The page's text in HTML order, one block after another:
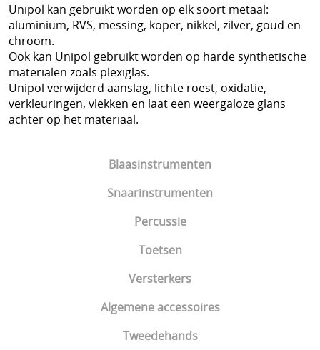
Blaasinstrumenten
Snaarinstrumenten
Percussie
Toetsen
Versterkers
Algemene accessoires
Tweedehands
Unipol kan gebruikt worden op elk soort metaal:
aluminium, RVS, messing, koper, nikkel, zilver, goud en
chroom.
Ook kan Unipol gebruikt worden op harde synthetische
materialen zoals plexiglas.
Unipol verwijderd aanslag, lichte roest, oxidatie,
verkleuringen, vlekken en laat een weergaloze glans
achter op het materiaal.